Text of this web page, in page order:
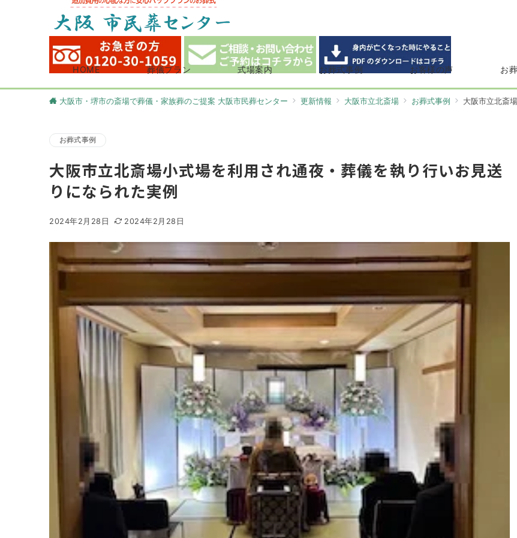
HOME 葬儀プラン 式場案内 お葬式事例 お客様の声 お
大阪市・堺市の斎場で葬儀・家族葬のご提案 大阪市民葬センター 更新情報 大阪市立北斎場 お葬式事例 大阪市立北斎
お葬式事例
大阪市立北斎場小式場を利用され通夜・葬儀を執り行いお見送
りになられた実例
2024年2月28日 2024年2月28日